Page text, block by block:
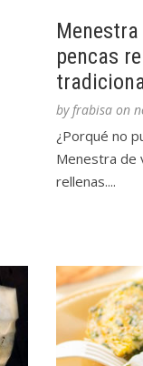
pencas
byfrabisa on
¿Porqué no
Menestra de
rellenas....